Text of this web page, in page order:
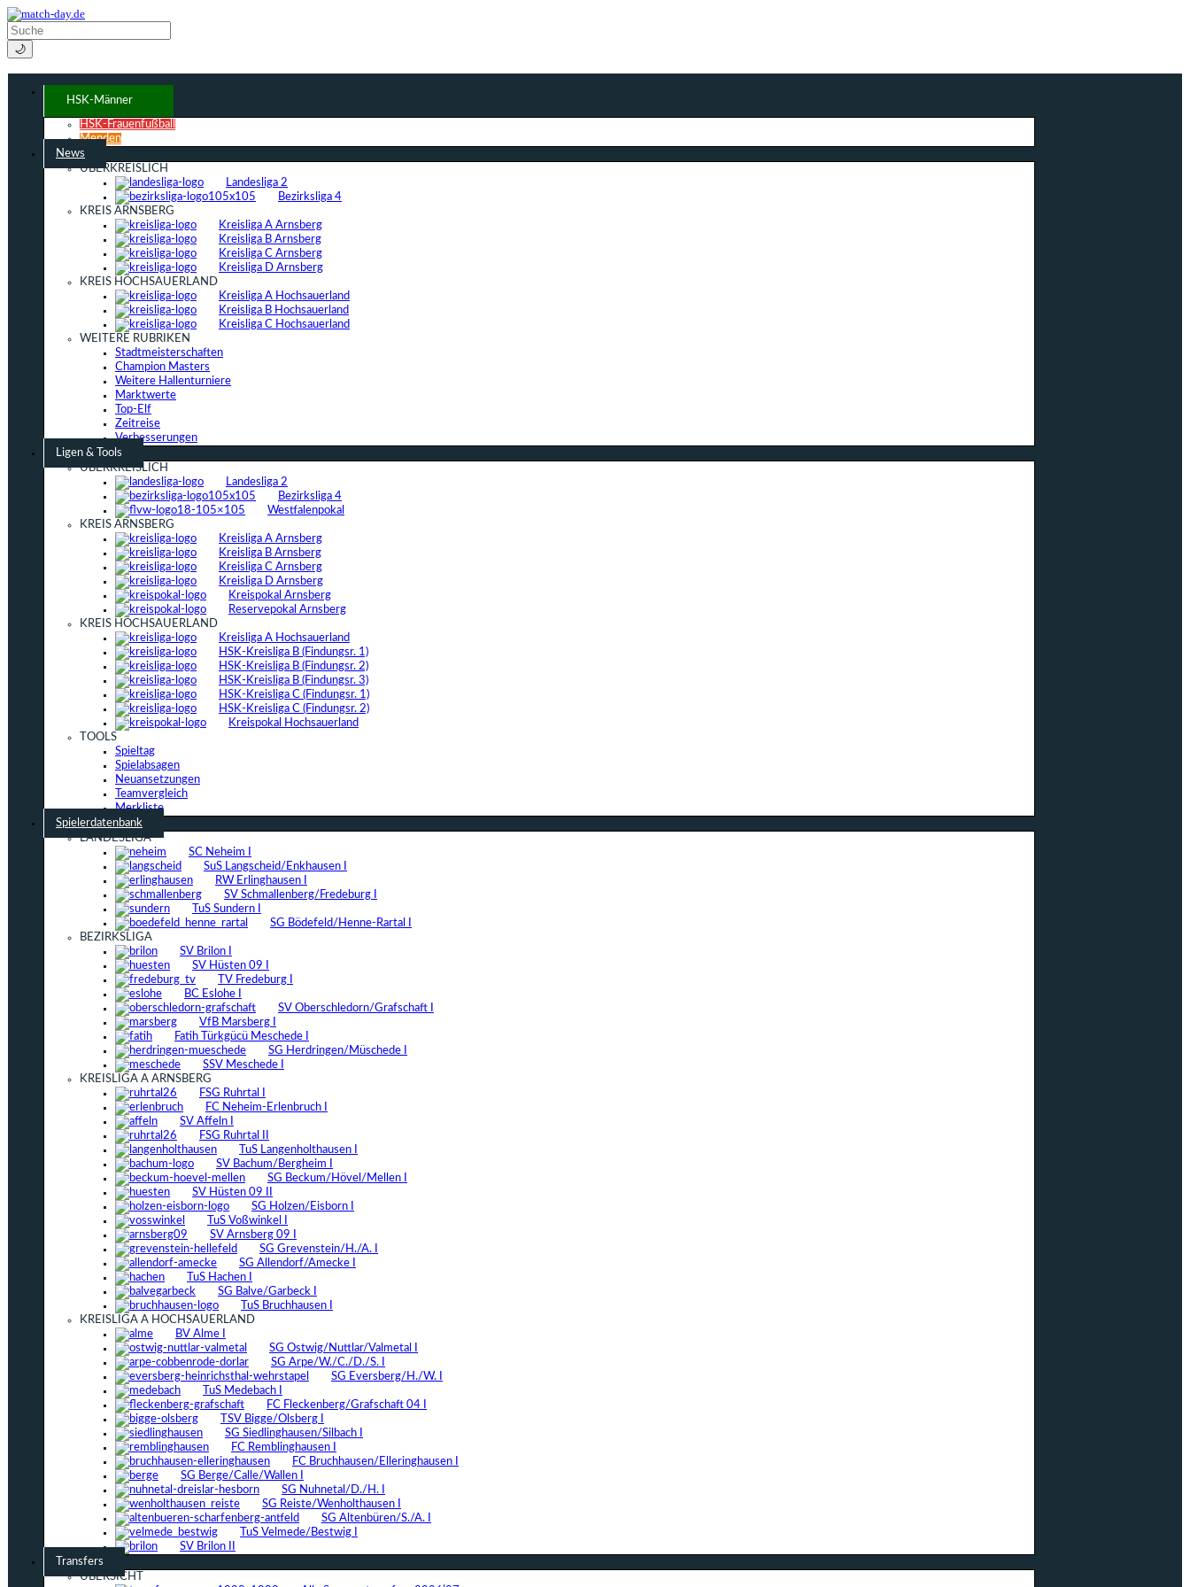
🌙
HSK-Männer
HSK-Frauenfußball
Menden
News
ÜBERKREISLICH
Landesliga 2
Bezirksliga 4
KREIS ARNSBERG
Kreisliga A Arnsberg
Kreisliga B Arnsberg
Kreisliga C Arnsberg
Kreisliga D Arnsberg
KREIS HOCHSAUERLAND
Kreisliga A Hochsauerland
Kreisliga B Hochsauerland
Kreisliga C Hochsauerland
WEITERE RUBRIKEN
Stadtmeisterschaften
Champion Masters
Weitere Hallenturniere
Marktwerte
Top-Elf
Zeitreise
Verbesserungen
Ligen & Tools
ÜBERKREISLICH
Landesliga 2
Bezirksliga 4
Westfalenpokal
KREIS ARNSBERG
Kreisliga A Arnsberg
Kreisliga B Arnsberg
Kreisliga C Arnsberg
Kreisliga D Arnsberg
Kreispokal Arnsberg
Reservepokal Arnsberg
KREIS HOCHSAUERLAND
Kreisliga A Hochsauerland
HSK-Kreisliga B (Findungsr. 1)
HSK-Kreisliga B (Findungsr. 2)
HSK-Kreisliga B (Findungsr. 3)
HSK-Kreisliga C (Findungsr. 1)
HSK-Kreisliga C (Findungsr. 2)
Kreispokal Hochsauerland
TOOLS
Spieltag
Spielabsagen
Neuansetzungen
Teamvergleich
Merkliste
Spielerdatenbank
LANDESLIGA
SC Neheim I
SuS Langscheid/Enkhausen I
RW Erlinghausen I
SV Schmallenberg/Fredeburg I
TuS Sundern I
SG Bödefeld/Henne-Rartal I
BEZIRKSLIGA
SV Brilon I
SV Hüsten 09 I
TV Fredeburg I
BC Eslohe I
SV Oberschledorn/Grafschaft I
VfB Marsberg I
Fatih Türkgücü Meschede I
SG Herdringen/Müschede I
SSV Meschede I
KREISLIGA A ARNSBERG
FSG Ruhrtal I
FC Neheim-Erlenbruch I
SV Affeln I
FSG Ruhrtal II
TuS Langenholthausen I
SV Bachum/Bergheim I
SG Beckum/Hövel/Mellen I
SV Hüsten 09 II
SG Holzen/Eisborn I
TuS Voßwinkel I
SV Arnsberg 09 I
SG Grevenstein/H./A. I
SG Allendorf/Amecke I
TuS Hachen I
SG Balve/Garbeck I
TuS Bruchhausen I
KREISLIGA A HOCHSAUERLAND
BV Alme I
SG Ostwig/Nuttlar/Valmetal I
SG Arpe/W./C./D./S. I
SG Eversberg/H./W. I
TuS Medebach I
FC Fleckenberg/Grafschaft 04 I
TSV Bigge/Olsberg I
SG Siedlinghausen/Silbach I
FC Remblinghausen I
FC Bruchhausen/Elleringhausen I
SG Berge/Calle/Wallen I
SG Nuhnetal/D./H. I
SG Reiste/Wenholthausen I
SG Altenbüren/S./A. I
TuS Velmede/Bestwig I
SV Brilon II
Transfers
ÜBERSICHT